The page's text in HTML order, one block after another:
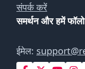
संपर्क करें
समर्थन और हमें
ईमेल: